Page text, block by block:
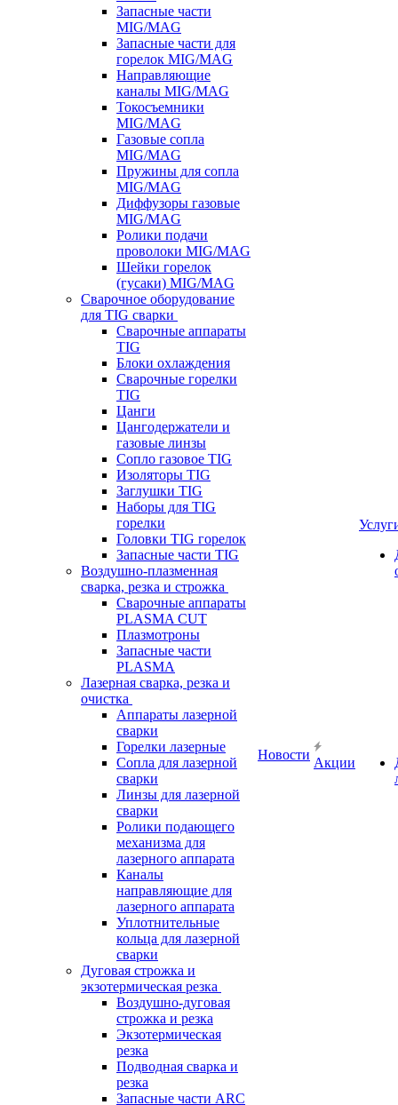
Запасные части
MIG/MAG
Запасные части для
горелок MIG/MAG
Направляющие
каналы MIG/MAG
Токосъемники
MIG/MAG
Газовые сопла
MIG/MAG
Пружины для сопла
MIG/MAG
Диффузоры газовые
MIG/MAG
Ролики подачи
проволоки MIG/MAG
Шейки горелок
(гусаки) MIG/MAG
Сварочное оборудование
для TIG сварки
Сварочные аппараты
TIG
Блоки охлаждения
Сварочные горелки
TIG
Цанги
Цангодержатели и
газовые линзы
Сопло газовое TIG
Изоляторы TIG
Заглушки TIG
Наборы для TIG
горелки
Головки TIG горелок
Запасные части TIG
Воздушно-плазменная
сварка, резка и строжка
Сварочные аппараты
PLASMA CUT
Плазмотроны
Запасные части
PLASMA
Лазерная сварка, резка и
очистка
Аппараты лазерной
сварки
Горелки лазерные
Сопла для лазерной
сварки
Линзы для лазерной
сварки
Ролики подающего
механизма для
лазерного аппарата
Каналы
направляющие для
лазерного аппарата
Уплотнительные
кольца для лазерной
сварки
Дуговая строжка и
экзотермическая резка
Воздушно-дуговая
строжка и резка
Экзотермическая
резка
Подводная сварка и
резка
Запасные части ARC
Новости
Акции